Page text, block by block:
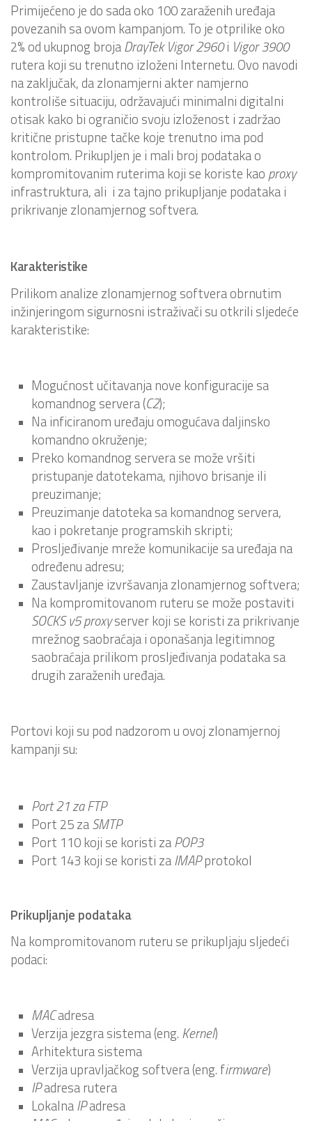
Primijećeno je do sada oko 100 zaraženih uređaja
povezanih sa ovom kampanjom. To je otprilike oko
2% od ukupnog brojaDrayTek Vigor 2960i Vigor 3900
rutera koji su trenutno izloženi Internetu. Ovo navodi
na zaključak, da zlonamjerni akter namjerno
kontroliše situaciju, održavajući minimalni digitalni
otisak kako bi ograničio svoju izloženost i zadržao
kritične pristupne tačke koje trenutno ima pod
kontrolom. Prikupljen je i mali broj podataka o
kompromitovanim ruterima koji se koriste kao proxy
infrastruktura, ali i za tajno prikupljanje podataka i
prikrivanje zlonamjernog softvera.
Karakteristike
Prilikom analize zlonamjernog softvera obrnutim
inžinjeringom sigurnosni istraživači su otkrili sljedeće
karakteristike:
Mogućnost učitavanja nove konfiguracije sa
komandnog servera (C2);
Na inficiranom uređaju omogućava daljinsko
komandno okruženje;
Preko komandnog servera se može vršiti
pristupanje datotekama, njihovo brisanje ili
preuzimanje;
Preuzimanje datoteka sa komandnog servera,
kao i pokretanje programskih skripti;
Prosljeđivanje mreže komunikacije sa uređaja na
određenu adresu;
Zaustavljanje izvršavanja zlonamjernog softvera;
Na kompromitovanom ruteru se može postaviti
SOCKS v5 proxyserver koji se koristi za prikrivanje
mrežnog saobraćaja i oponašanja legitimnog
saobraćaja prilikom prosljeđivanja podataka sa
drugih zaraženih uređaja.
Portovi koji su pod nadzorom u ovoj zlonamjernoj
kampanji su:
Port 21 za FTP
Port 25 zaSMTP
Port 110 koji se koristi zaPOP3
Port 143 koji se koristi zaIMAPprotokol
Prikupljanje podataka
Na kompromitovanom ruteru se prikupljaju sljedeći
podaci:
MACadresa
Verzija jezgra sistema (eng. Kernel)
Arhitektura sistema
Verzija upravljačkog softvera (eng. firmware)
IPadresa rutera
LokalnaIPadresa